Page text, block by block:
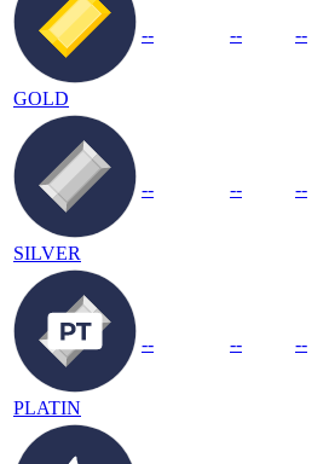
GOLD
-- -- --
SILVER
-- -- --
PLATIN
-- -- --